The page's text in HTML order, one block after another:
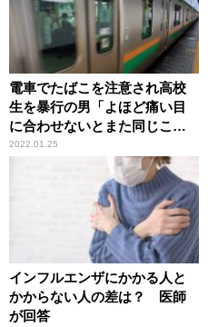
電車でたばこを注意され高校
生を暴行の男「よほど痛い目
に合わせないとまた同じこと
をする」辛坊治郎が憤怒
2022.01.25
インフルエンザにかかる人と
かからない人の差は？ 医師
が回答